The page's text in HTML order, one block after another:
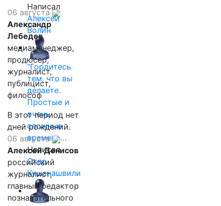
Написал
Алексей
Волин
"Гордитесь
тем, что вы
делаете.
Простые и
очень
сложные
времена…
Написал
Отар
Кушанашвили
06 августа
Александр
Лебедев
медиаменеджер,
продюсер,
журналист,
публицист,
философ
В этот период нет
дней рождений.
06 августа
Алексей Денисов
российский
журналист,
главный редактор
познавательного